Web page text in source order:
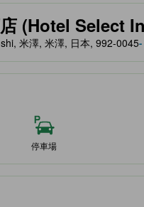
(Hotel Select
，可作為您判斷舒適度、設施
米澤, 米澤, 日本, 992-0045
停車場